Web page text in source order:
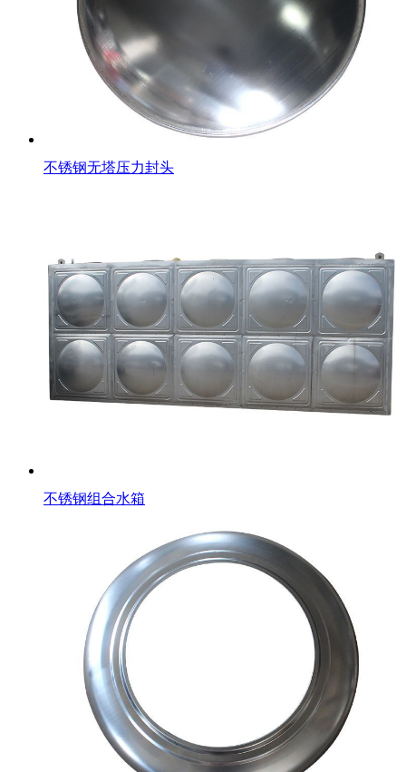
不锈钢无塔压力封头
不锈钢组合水箱